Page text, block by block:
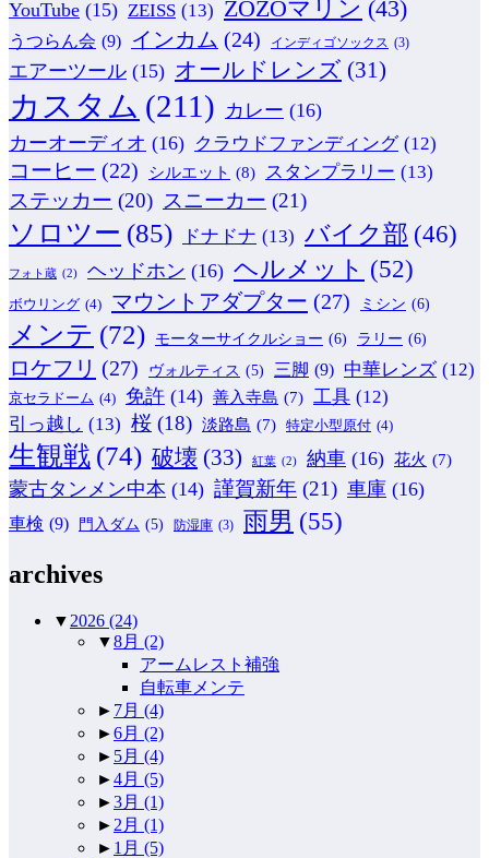
YouTube (15) ZEISS (13) ZOZOマリン (43)
うつらん会 (9) インカム (24) インディゴソックス (3)
エアーツール (15) オールドレンズ (31)
カスタム (211) カレー (16)
カーオーディオ (16) クラウドファンディング (12)
コーヒー (22) シルエット (8) スタンプラリー (13)
ステッカー (20) スニーカー (21)
ソロツー (85) ドナドナ (13) バイク部 (46)
フォト蔵 (2) ヘッドホン (16) ヘルメット (52)
ボウリング (4) マウントアダプター (27) ミシン (6)
メンテ (72) モーターサイクルショー (6) ラリー (6)
ロケフリ (27) ヴォルティス (5) 三脚 (9) 中華レンズ (12)
京セラドーム (4) 免許 (14) 善入寺島 (7) 工具 (12)
引っ越し (13) 桜 (18) 淡路島 (7) 特定小型原付 (4)
生観戦 (74) 破壊 (33) 紅葉 (2) 納車 (16) 花火 (7)
蒙古タンメン中本 (14) 謹賀新年 (21) 車庫 (16)
車検 (9) 門入ダム (5) 防湿庫 (3) 雨男 (55)
archives
▼ 2026 (24)
▼8月 (2)
アームレスト補強
自転車メンテ
► 7月 (4)
►6月 (2)
► 5月 (4)
►4月 (5)
►3月 (1)
► 2月 (1)
► 1月 (5)